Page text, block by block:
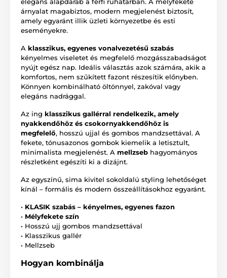
árnyalat magabiztos, modern megjelenést biztosít,
amely egyaránt illik üzleti környezetbe és esti
eseményekre.
A klasszikus, egyenes vonalvezetésű szabás
kényelmes viseletet és megfelelő mozgásszabadságot
nyújt egész nap. Ideális választás azok számára, akik a
komfortos, nem szűkített fazont részesítik előnyben.
Könnyen kombinálható öltönnyel, zakóval vagy
elegáns nadrággal.
Az ing klasszikus gallérral rendelkezik, amely
nyakkendőhöz és csokornyakkendőhöz is
megfelelő, hosszú ujjal és gombos mandzsettával. A
fekete, tónusazonos gombok kiemelik a letisztult,
minimalista megjelenést. A mellzseb hagyományos
részletként egészíti ki a dizájnt.
Az egyszínű, sima kivitel sokoldalú styling lehetőséget
kínál – formális és modern összeállításokhoz egyaránt.
• KLASIK szabás – kényelmes, egyenes fazon
• Mélyfekete szín
• Hosszú ujj gombos mandzsettával
• Klasszikus gallér
• Mellzseb
Hogyan kombinálja